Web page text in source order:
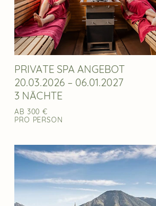
PRIVATE SPA ANGEBOT
20.03.2026 – 06.01.2027
3 NÄCHTE
AB 300 €
PRO PERSON